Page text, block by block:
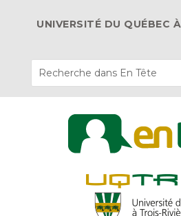
UNIVERSITÉ DU QUÉBEC